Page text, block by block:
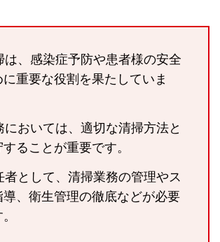
は、感染症予防や患者様の安全
に重要な役割を果たしていま
においては、適切な清掃方法と
ることが重要です。
者として、清掃業務の管理やス
導、衛生管理の徹底などが必要